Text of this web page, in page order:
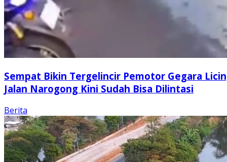
Sempat Bikin Tergelincir Pemotor Gegara
Jalan Narogong Kini Sudah Bisa Dilintasi
Berita